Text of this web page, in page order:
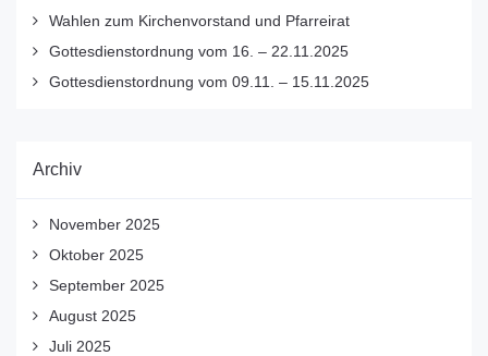
Wahlen zum Kirchenvorstand und Pfarreirat
Gottesdienstordnung vom 16. – 22.11.2025
Gottesdienstordnung vom 09.11. – 15.11.2025
Archiv
November 2025
Oktober 2025
September 2025
August 2025
Juli 2025